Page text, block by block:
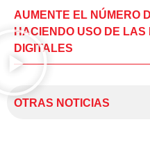
AUMENTE EL NÚMERO
HACIENDO USO DE LAS
DIGITALES
OTRAS NOTICIAS